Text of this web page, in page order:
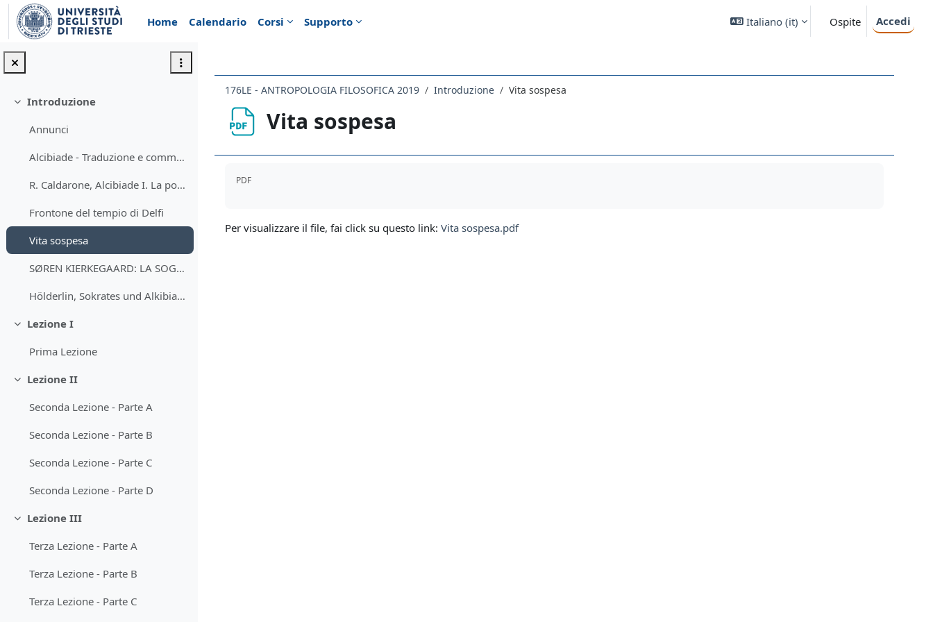
Vai al contenuto principale
Home
Calendario Corsi Supporto Italiano ‎(it)‎ Ospite Accedi
Minimizza
Introduzione
Annunci
Alcibiade - Traduzione e commento
R. Caldarone, Alcibiade I. La possibilità comune e lo schema invertito
Frontone del tempio di Delfi
Vita sospesa
SØREN KIERKEGAARD: LA SOGGETTIVITÀ È VERITÀ
Hölderlin, Sokrates und Alkibiades
Minimizza
Lezione I
Prima Lezione
Minimizza
Lezione II
Seconda Lezione - Parte A
Seconda Lezione - Parte B
Seconda Lezione - Parte C
Seconda Lezione - Parte D
Minimizza
Lezione III
Terza Lezione - Parte A
Terza Lezione - Parte B
Terza Lezione - Parte C
176LE - ANTROPOLOGIA FILOSOFICA 2019 Introduzione Vita sospesa
Vita sospesa
PDF
Per visualizzare il file, fai click su questo link: Vita sospesa.pdf